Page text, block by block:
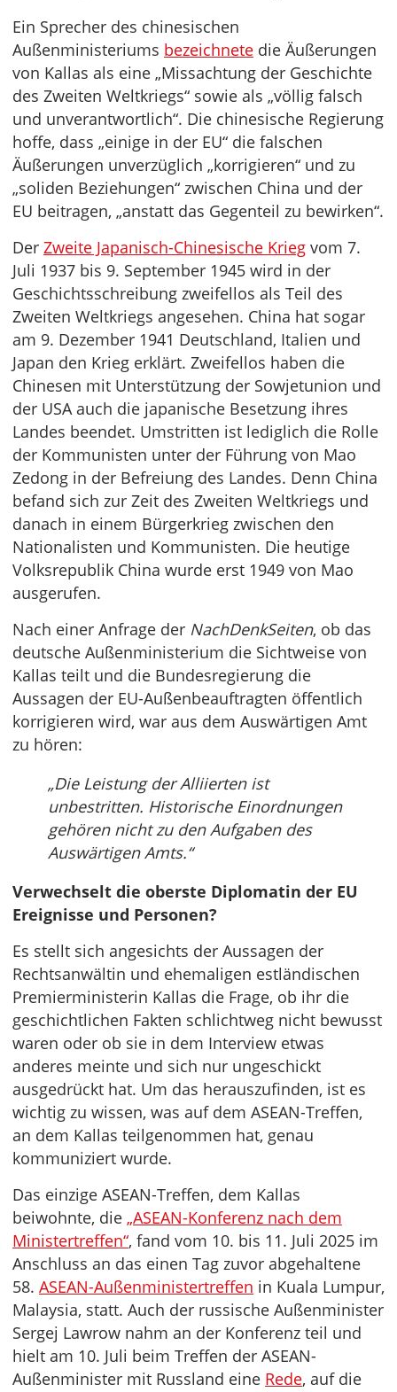
Ein Sprecher des chinesischen
Außenministeriums bezeichnete die Äußerungen
von Kallas als eine „Missachtung der Geschichte
des Zweiten Weltkriegs“ sowie als „völlig falsch
und unverantwortlich“. Die chinesische Regierung
hoffe, dass „einige in der EU“ die falschen
Äußerungen unverzüglich „korrigieren“ und zu
„soliden Beziehungen“ zwischen China und der
EU beitragen, „anstatt das Gegenteil zu bewirken“.
Der Zweite Japanisch-Chinesische Krieg vom 7.
Juli 1937 bis 9. September 1945 wird in der
Geschichtsschreibung zweifellos als Teil des
Zweiten Weltkriegs angesehen. China hat sogar
am 9. Dezember 1941 Deutschland, Italien und
Japan den Krieg erklärt. Zweifellos haben die
Chinesen mit Unterstützung der Sowjetunion und
der USA auch die japanische Besetzung ihres
Landes beendet. Umstritten ist lediglich die Rolle
der Kommunisten unter der Führung von Mao
Zedong in der Befreiung des Landes. Denn China
befand sich zur Zeit des Zweiten Weltkriegs und
danach in einem Bürgerkrieg zwischen den
Nationalisten und Kommunisten. Die heutige
Volksrepublik China wurde erst 1949 von Mao
ausgerufen.
Nach einer Anfrage der NachDenkSeiten, ob das
deutsche Außenministerium die Sichtweise von
Kallas teilt und die Bundesregierung die
Aussagen der EU-Außenbeauftragten öffentlich
korrigieren wird, war aus dem Auswärtigen Amt
zu hören:
„Die Leistung der Alliierten ist
unbestritten. Historische Einordnungen
gehören nicht zu den Aufgaben des
Auswärtigen Amts.“
Verwechselt die oberste Diplomatin der EU
Ereignisse und Personen?
Es stellt sich angesichts der Aussagen der
Rechtsanwältin und ehemaligen estländischen
Premierministerin Kallas die Frage, ob ihr die
geschichtlichen Fakten schlichtweg nicht bewusst
waren oder ob sie in dem Interview etwas
anderes meinte und sich nur ungeschickt
ausgedrückt hat. Um das herauszufinden, ist es
wichtig zu wissen, was auf dem ASEAN-Treffen,
an dem Kallas teilgenommen hat, genau
kommuniziert wurde.
Das einzige ASEAN-Treffen, dem Kallas
beiwohnte, die „ASEAN-Konferenz nach dem
Ministertreffen“, fand vom 10. bis 11. Juli 2025 im
Anschluss an das einen Tag zuvor abgehaltene
58. ASEAN-Außenministertreffen in Kuala Lumpur,
Malaysia, statt. Auch der russische Außenminister
Sergej Lawrow nahm an der Konferenz teil und
hielt am 10. Juli beim Treffen der ASEAN-
Außenminister mit Russland eine Rede, auf die